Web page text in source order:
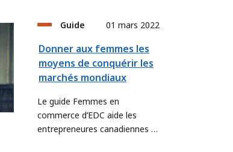
Guide 01 mars 2022
Donner aux femmes les
moyens de conquérir les
marchés mondiaux
Le guide Femmes en
commerce d’EDC aide les
entrepreneures canadiennes à